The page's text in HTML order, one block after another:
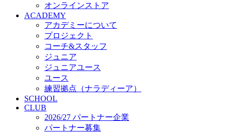
応援プロジェクト
オンラインストア
ACADEMY
アカデミーについて
プロジェクト
コーチ&スタッフ
ジュニア
ジュニアユース
ユース
練習拠点（ナラディーア）
SCHOOL
CLUB
2026/27 パートナー企業
パートナー募集